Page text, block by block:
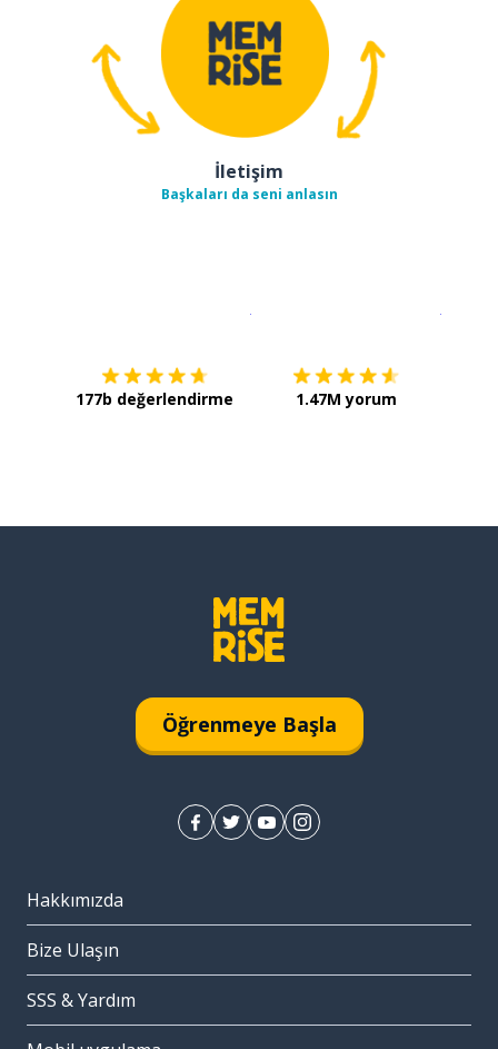
İletişim
Başkaları da seni anlasın
177b değerlendirme 1.47M yorum
Öğrenmeye Başla
Hakkımızda
Bize Ulaşın
SSS & Yardım